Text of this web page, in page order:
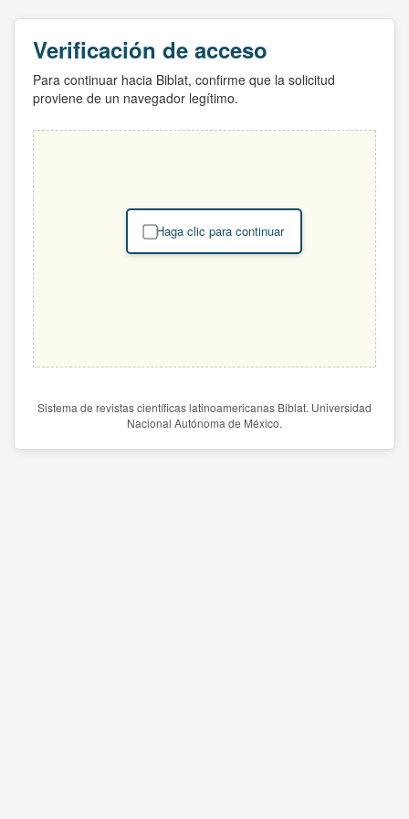
Verificación de acceso
Para continuar hacia Biblat, confirme que la solicitud
proviene de un navegador legítimo.
Haga clic para continuar
Sistema de revistas científicas latinoamericanas Biblat. Universidad
Nacional Autónoma de México.